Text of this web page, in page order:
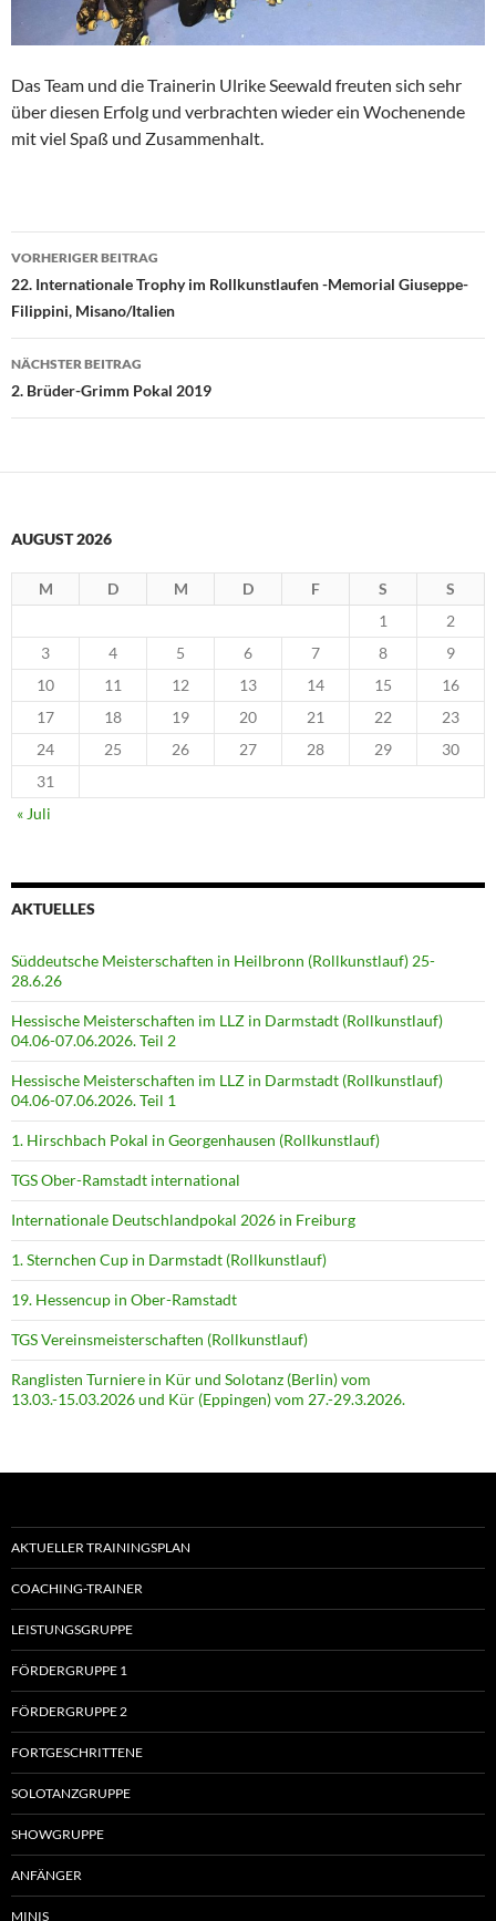
Das Team und die Trainerin Ulrike Seewald freuten sich sehr
über diesen Erfolg und verbrachten wieder ein Wochenende
mit viel Spaß und Zusammenhalt.
Beitragsnavigation
VORHERIGER BEITRAG
22. Internationale Trophy im Rollkunstlaufen -Memorial Giuseppe-
Filippini, Misano/Italien
NÄCHSTER BEITRAG
2. Brüder-Grimm Pokal 2019
AUGUST 2026
M D M D F S
S
1
2
3
4 5 6 7 8
9
10
11 12 13 14 15
16
17
18 19 20 21 22
23
24
25 26 27 28 29
30
31
« Juli
AKTUELLES
Süddeutsche Meisterschaften in Heilbronn (Rollkunstlauf) 25-
28.6.26
Hessische Meisterschaften im LLZ in Darmstadt (Rollkunstlauf)
04.06-07.06.2026. Teil 2
Hessische Meisterschaften im LLZ in Darmstadt (Rollkunstlauf)
04.06-07.06.2026. Teil 1
1. Hirschbach Pokal in Georgenhausen (Rollkunstlauf)
TGS Ober-Ramstadt international
Internationale Deutschlandpokal 2026 in Freiburg
1. Sternchen Cup in Darmstadt (Rollkunstlauf)
19. Hessencup in Ober-Ramstadt
TGS Vereinsmeisterschaften (Rollkunstlauf)
Ranglisten Turniere in Kür und Solotanz (Berlin) vom
13.03.-15.03.2026 und Kür (Eppingen) vom 27.-29.3.2026.
AKTUELLER TRAININGSPLAN
COACHING-TRAINER
LEISTUNGSGRUPPE
FÖRDERGRUPPE 1
FÖRDERGRUPPE 2
FORTGESCHRITTENE
SOLOTANZGRUPPE
SHOWGRUPPE
ANFÄNGER
MINIS